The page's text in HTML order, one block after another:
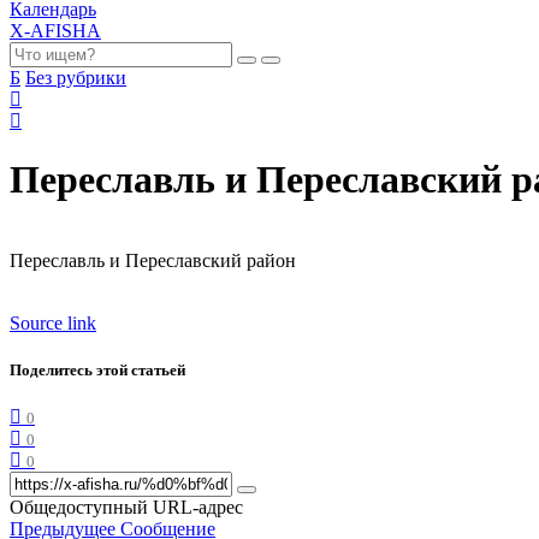
Календарь
X-AFISHA
Б Без рубрики
Переславль и Переславский
Переславль и Переславский район
Source link
Поделитесь этой статьей
0
0
0
Общедоступный URL-адрес
Предыдущее Сообщение